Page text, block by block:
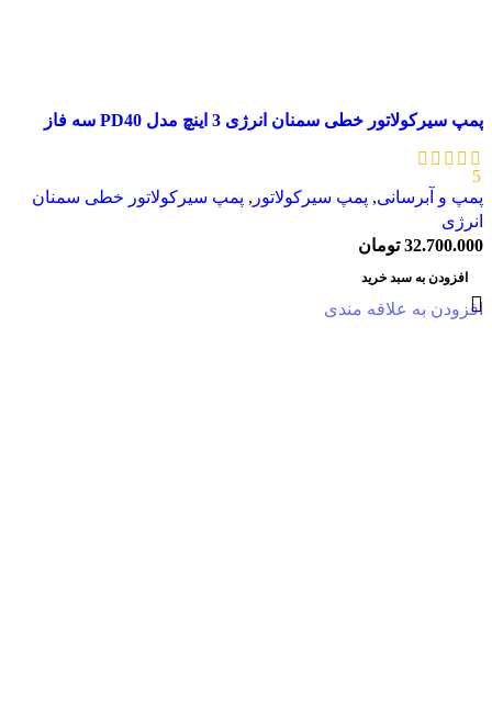
پمپ سیرکولاتور خطی سمنان انرژی 3 اینچ مدل PD40 سه فاز
5
پمپ و آبرسانی, پمپ سیرکولاتور , پمپ سیرکولاتور خطی سمنان
انرژی
32.700.000 تومان
افزودن به سبد خرید
افزودن به علاقه مندی